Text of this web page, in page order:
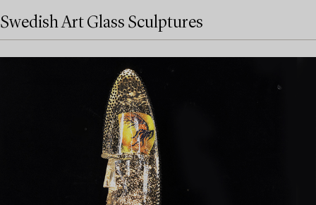
Swedish Art Glass Sculptures